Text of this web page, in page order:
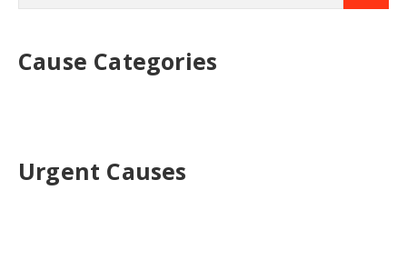
Cause Categories
Urgent Causes